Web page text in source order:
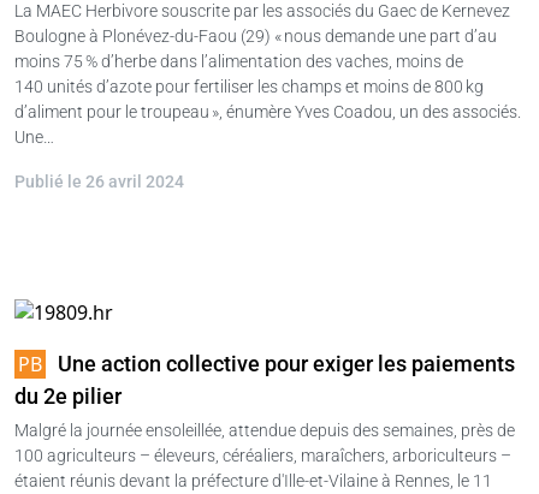
La MAEC Herbivore souscrite par les associés du Gaec de Kernevez
Boulogne à Plonévez-du-Faou (29) « nous demande une part d’au
moins 75 % d’herbe dans l’alimentation des vaches, moins de
140 unités d’azote pour fertiliser les champs et moins de 800 kg
d’aliment pour le troupeau », énumère Yves Coadou, un des associés.
Une…
Publié le 26 avril 2024
Une action collective pour exiger les paiements
du 2e pilier
Malgré la journée ensoleillée, attendue depuis des semaines, près de
100 agriculteurs – éleveurs, céréaliers, maraîchers, arboriculteurs –
étaient réunis devant la préfecture d'Ille-et-Vilaine à Rennes, le 11